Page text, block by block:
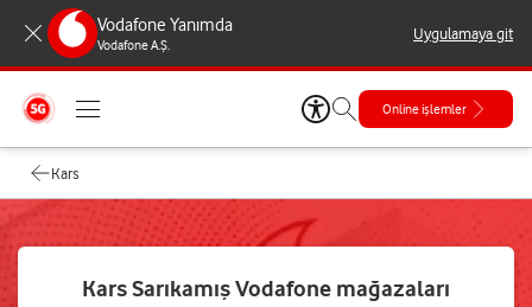
Vodafone Yanımda
Vodafone A.Ş.
Uygulamaya git
Online işlemler
Kars
Kars Sarıkamış Vodafone mağazaları